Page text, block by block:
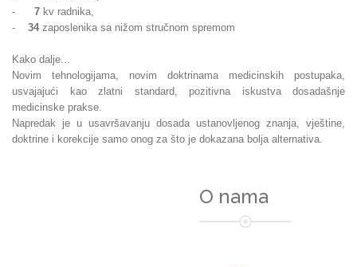
- 7 kv radnika,
- 34 zaposlenika sa nižom stručnom spremom
Kako dalje...
Novim tehnologijama, novim doktrinama medicinskih postupaka,
usvajajući kao zlatni standard, pozitivna iskustva dosadašnje
medicinske prakse.
Napredak je u usavršavanju dosada ustanovljenog znanja, vještine,
doktrine i korekcije samo onog za što je dokazana bolja alternativa.
O nama